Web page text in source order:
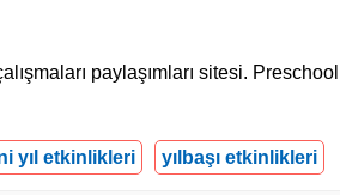
paylaşımları sitesi.
yıl etkinlikleri yılbaşı etkinlikleri